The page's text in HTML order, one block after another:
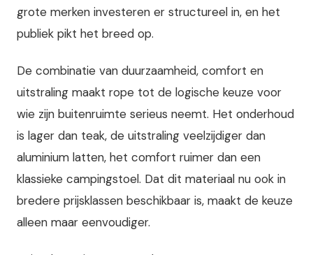
grote merken investeren er structureel in, en het
publiek pikt het breed op.
De combinatie van duurzaamheid, comfort en
uitstraling maakt rope tot de logische keuze voor
wie zijn buitenruimte serieus neemt. Het onderhoud
is lager dan teak, de uitstraling veelzijdiger dan
aluminium latten, het comfort ruimer dan een
klassieke campingstoel. Dat dit materiaal nu ook in
bredere prijsklassen beschikbaar is, maakt de keuze
alleen maar eenvoudiger.